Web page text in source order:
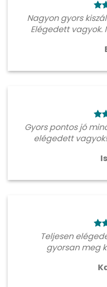
Nagyon gyors
Elégedett vagyok.
Gyors pontos jó
elégedett
Teljesen
gyorsan meg